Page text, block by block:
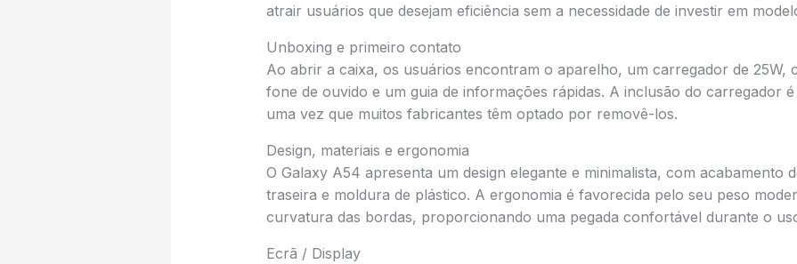
atrair usuários que desejam eficiência sem a necessidade de investir em
Unboxing e primeiro contato
Ao abrir a caixa, os usuários encontram o aparelho, um carregador de 25W,
fone de ouvido e um guia de informações rápidas. A inclusão do carregador
uma vez que muitos fabricantes têm optado por removê-los.
Design, materiais e ergonomia
O Galaxy A54 apresenta um design elegante e minimalista, com acabamento
traseira e moldura de plástico. A ergonomia é favorecida pelo seu peso
curvatura das bordas, proporcionando uma pegada confortável durante o
Ecrã / Display